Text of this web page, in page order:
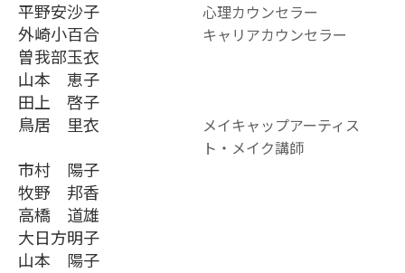
平野安沙子 心理カウンセラー
外崎小百合 キャリアカウンセラー
曽我部玉衣
山本 恵子
田上 啓子
鳥居 里衣
メイキャップアーティス
ト・メイク講師
市村 陽子
牧野 邦香
高橋 道雄
大日方明子
山本 陽子